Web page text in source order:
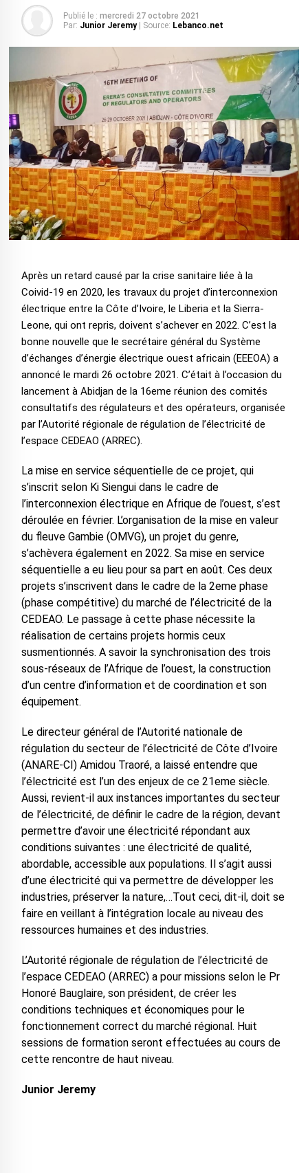
Publié le : mercredi 27 octobre 2021
Par: Junior Jeremy | Source: Lebanco.net
Après un retard causé par la crise sanitaire liée à la
Coivid-19 en 2020, les travaux du projet d’interconnexion
électrique entre la Côte d’Ivoire, le Liberia et la Sierra-
Leone, qui ont repris, doivent s’achever en 2022. C’est la
bonne nouvelle que le secrétaire général du Système
d’échanges d’énergie électrique ouest africain (EEEOA) a
annoncé le mardi 26 octobre 2021. C’était à l’occasion du
lancement à Abidjan de la 16eme réunion des comités
consultatifs des régulateurs et des opérateurs, organisée
par l’Autorité régionale de régulation de l’électricité de
l’espace CEDEAO (ARREC).
La mise en service séquentielle de ce projet, qui
s’inscrit selon Ki Siengui dans le cadre de
l’interconnexion électrique en Afrique de l’ouest, s’est
déroulée en février. L’organisation de la mise en valeur
du fleuve Gambie (OMVG), un projet du genre,
s’achèvera également en 2022. Sa mise en service
séquentielle a eu lieu pour sa part en août. Ces deux
projets s’inscrivent dans le cadre de la 2eme phase
(phase compétitive) du marché de l’électricité de la
CEDEAO. Le passage à cette phase nécessite la
réalisation de certains projets hormis ceux
susmentionnés. A savoir la synchronisation des trois
sous-réseaux de l’Afrique de l’ouest, la construction
d’un centre d’information et de coordination et son
équipement.
Le directeur général de l’Autorité nationale de
régulation du secteur de l’électricité de Côte d’Ivoire
(ANARE-CI) Amidou Traoré, a laissé entendre que
l’électricité est l’un des enjeux de ce 21eme siècle.
Aussi, revient-il aux instances importantes du secteur
de l’électricité, de définir le cadre de la région, devant
permettre d’avoir une électricité répondant aux
conditions suivantes : une électricité de qualité,
abordable, accessible aux populations. Il s’agit aussi
d’une électricité qui va permettre de développer les
industries, préserver la nature,…Tout ceci, dit-il, doit se
faire en veillant à l’intégration locale au niveau des
ressources humaines et des industries.
L’Autorité régionale de régulation de l’électricité de
l’espace CEDEAO (ARREC) a pour missions selon le Pr
Honoré Bauglaire, son président, de créer les
conditions techniques et économiques pour le
fonctionnement correct du marché régional. Huit
sessions de formation seront effectuées au cours de
cette rencontre de haut niveau.
Junior Jeremy